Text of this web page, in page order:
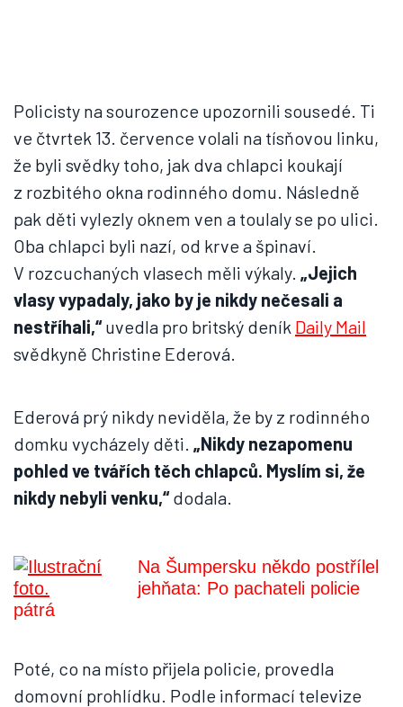
Policisty na sourozence upozornili sousedé. Ti
ve čtvrtek 13. července volali na tísňovou linku,
že byli svědky toho, jak dva chlapci koukají
z rozbitého okna rodinného domu. Následně
pak děti vylezly oknem ven a toulaly se po ulici.
Oba chlapci byli nazí, od krve a špinaví.
V rozcuchaných vlasech měli výkaly. „Jejich
vlasy vypadaly, jako by je nikdy nečesali a
nestříhali,“uvedla pro britský deník Daily Mail
svědkyně Christine Ederová.
Ederová prý nikdy neviděla, že by z rodinného
domku vycházely děti. „Nikdy nezapomenu
pohled ve tvářích těch chlapců. Myslím si, že
nikdy nebyli venku,“dodala.
Na Šumpersku někdo postřílel
jehňata: Po pachateli policie
pátrá
Poté, co na místo přijela policie, provedla
domovní prohlídku. Podle informací televize